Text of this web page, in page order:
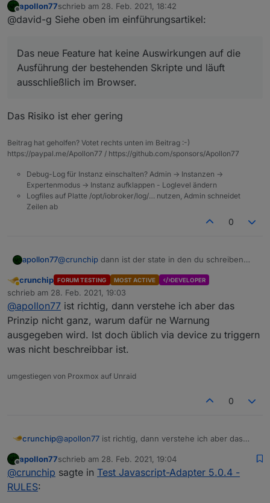
Hey,
Wurde am Adapte neben den Rules noch viel
verändert?
Habe nur ein Produktivsystem. Würde mir die Rules
Bereichen keine Fehler auftreten.
Offline
apollon77schrieb am 28. Feb. 2021, 18:42
zuletzt editiert von
@david-g Siehe oben im einführungsartikel:
Das neue Feature hat keine Auswirkungen auf die
Ausführung der bestehenden Skripte und läuft
ausschließlich im Browser.
Das Risiko ist eher gering
Beitrag hat geholfen? Votet rechts unten im Beitrag :-)
https://paypal.me/Apollon77 / https://github.com/sponsors/Apollon77
Debug-Log für Instanz einschalten? Admin -> Instanzen ->
Expertenmodus -> Instanz aufklappen - Loglevel ändern
Logfiles auf Platte /opt/iobroker/log/… nutzen, Admin schneidet
Zeilen ab
0
apollon77@crunchip dann ist der state in den du schreiben
ja darfst du den nicht beschreiben an sich. Daher die
Warnung. Also ggf Bug beim Adapter öffnen der den
state anbietet.
Abwesend
crunchip FORUM TESTING MOST ACTIVE DEVELOPER
schrieb am 28. Feb. 2021, 19:03
zuletzt editiert von
@apollon77 ist richtig, dann verstehe ich aber das
Prinzip nicht ganz, warum dafür ne Warnung
ausgegeben wird. Ist doch üblich via device zu triggern
was nicht beschreibbar ist.
umgestiegen von Proxmox auf Unraid
0
crunchip@apollon77 ist richtig, dann verstehe ich aber das
ausgegeben wird. Ist doch üblich via device zu
triggern was nicht beschreibbar ist.
apollon77schrieb am 28. Feb. 2021, 19:04
zuletzt editiert von
@crunchip sagte in Test Javascript-Adapter 5.0.4 -
RULES: